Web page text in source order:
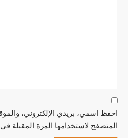
احفظ اسمي، بريدي الإلكتروني،
المتصفح لاستخدامها المرة المقبلة